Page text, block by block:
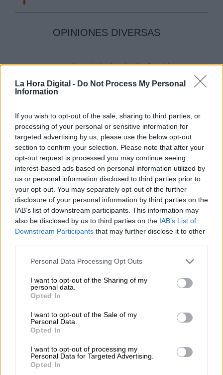
La Hora Digital - Do Not Process My Personal
Information
If you wish to opt-out of the sale, sharing to third parties, or
processing of your personal or sensitive information for
targeted advertising by us, please use the below opt-out
section to confirm your selection. Please note that after your
opt-out request is processed you may continue seeing
interest-based ads based on personal information utilized by
us or personal information disclosed to third parties prior to
your opt-out. You may separately opt-out of the further
disclosure of your personal information by third parties on the
IAB’s list of downstream participants. This information may
also be disclosed by us to third parties on the IAB’s List of
Downstream Participants that may further disclose it to other
Personal Data Processing Opt Outs
I want to opt-out of the Sharing of my
personal data.
Opted In
I want to opt-out of the Sale of my
Personal Data.
Opted In
I want to opt-out of processing my
Personal Data for Targeted Advertising.
Opted In
OPINIONES DIVERSAS
¿La ciudadanía de Occidente
es consciente del riesgo de
una tercera guerra mundial?
Suelta y confía
Por María Comesaña
Votantes y votados
Por Juan Manuel Beltrán
El Conflicto de Oriente Medio:
Un Nuevo Orden Autoritario
en Construcción
Geopolítica de Crisis
Reconquista leonesa
Clara Campoamor: Mi sueño,
Por María Pérez Herrero